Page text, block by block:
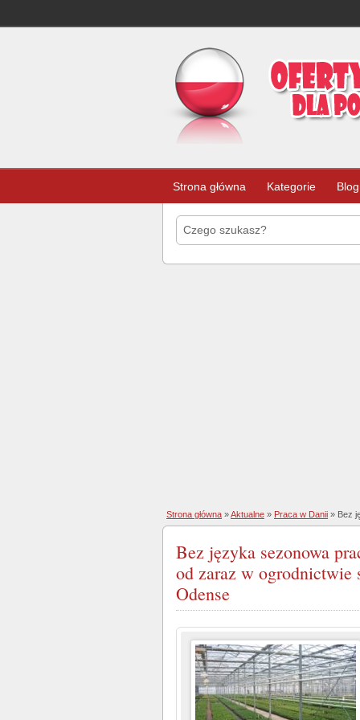
Strona główna Kategorie Blog
Strona główna »Aktualne » Praca w Danii » Bez
Bez języka sezonowa
od zaraz w ogrodnictwie
Odense